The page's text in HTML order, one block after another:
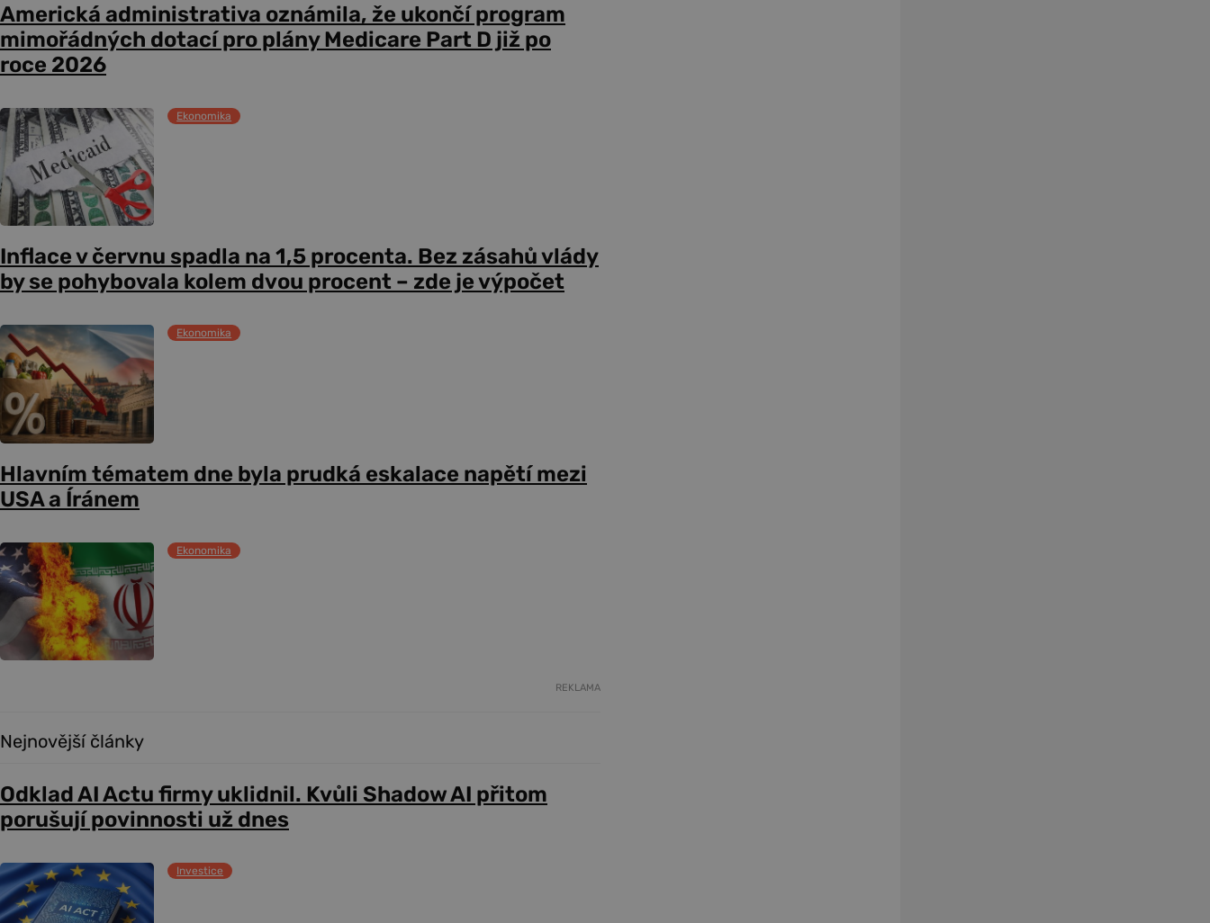
Americká administrativa oznámila, že ukončí program
mimořádných dotací pro plány Medicare Part D již po
roce 2026
Ekonomika
Inflace v červnu spadla na 1,5 procenta. Bez zásahů vlády
by se pohybovala kolem dvou procent – zde je výpočet
Ekonomika
Hlavním tématem dne byla prudká eskalace napětí mezi
USA a Íránem
Ekonomika
REKLAMA
Nejnovější články
Odklad AI Actu firmy uklidnil. Kvůli Shadow AI přitom
porušují povinnosti už dnes
Investice